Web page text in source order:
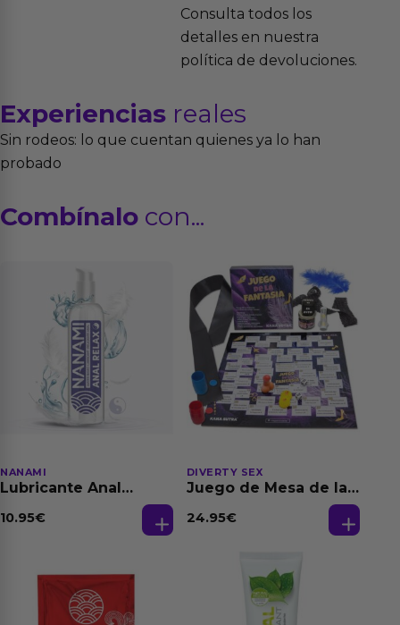
Consulta todos los
detalles en nuestra
política de devoluciones.
Experiencias reales
Sin rodeos: lo que cuentan quienes ya lo han
probado
Combínalo con...
NANAMI
Lubricante Anal
Dilatación Base Agua
10.95€
DIVERTY SEX
Juego de Mesa de las
24.95€